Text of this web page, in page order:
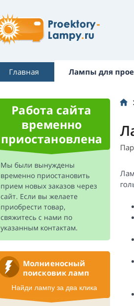
Главная Лампы для
Работа сайта
временно
приостановлена
Мы были вынуждены
временно приостановить
прием новых заказов через
сайт. Если вы желаете
приобрести товар,
свяжитесь с нами по
указанным контактам.
Молниеносный
поисковик ламп
Найди лампу за два клика